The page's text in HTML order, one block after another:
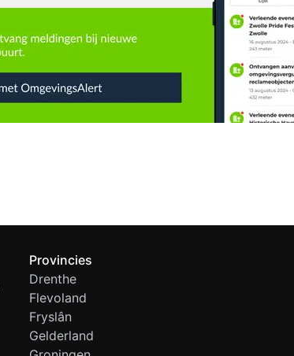
Provincies
Drenthe
Flevoland
Fryslân
Gelderland